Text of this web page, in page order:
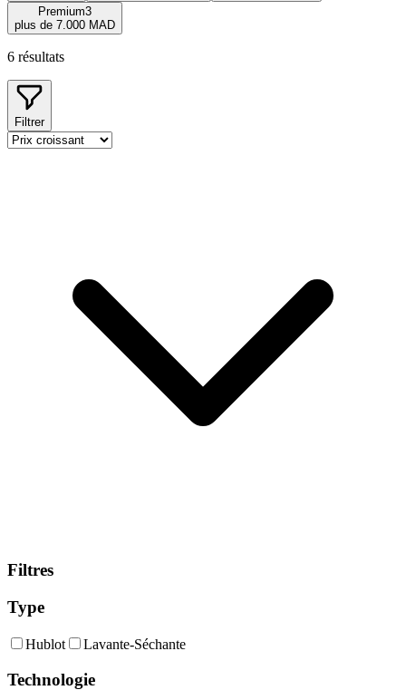
Premium3
plus de 7.000 MAD
6 résultats
Filtrer
Filtres
Type
Hublot Lavante-Séchante
Technologie